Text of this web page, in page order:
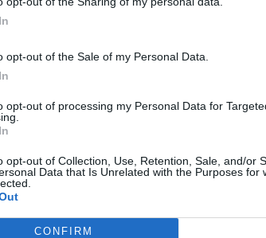
opt-out of the Sale of my Personal Data.
opt-out of processing my Personal Data for
opt-out of Collection, Use, Retention, Sale, and/or
Data that Is Unrelated with the Purposes for
CONFIRM
vuole regalare un'altra punta a
Spalletti: spunta un nuovo nome
04.08 19:40 - SKY - Borussia
dell'amichevole a Hong Kong